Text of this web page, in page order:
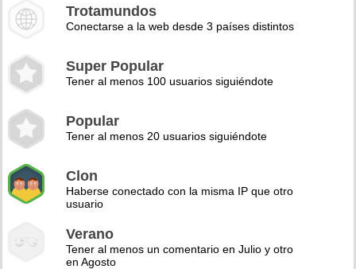
Trotamundos
Conectarse a la web desde 3 países distintos
Super Popular
Tener al menos 100 usuarios siguiéndote
Popular
Tener al menos 20 usuarios siguiéndote
Clon
Haberse conectado con la misma IP que otro
usuario
Verano
Tener al menos un comentario en Julio y otro
en Agosto